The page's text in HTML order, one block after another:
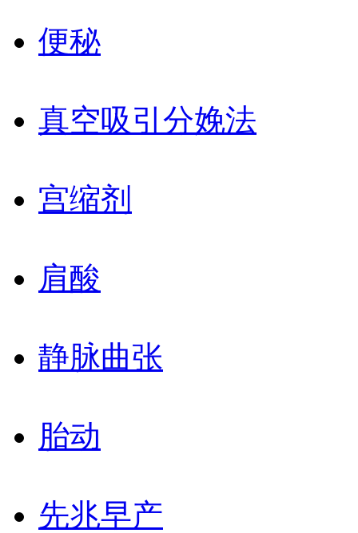
便秘
真空吸引分娩法
宫缩剂
肩酸
静脉曲张
胎动
先兆早产